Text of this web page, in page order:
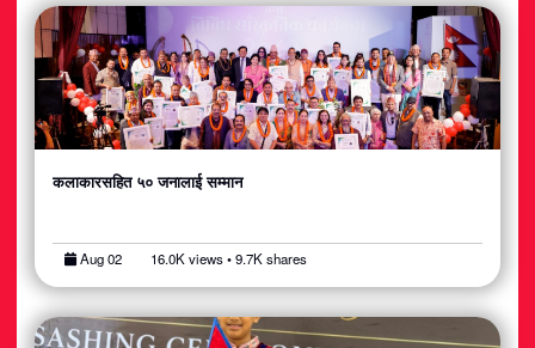
कलाकारसहित ५० जनालाई सम्मान
Aug 02 16.0K views • 9.7K shares